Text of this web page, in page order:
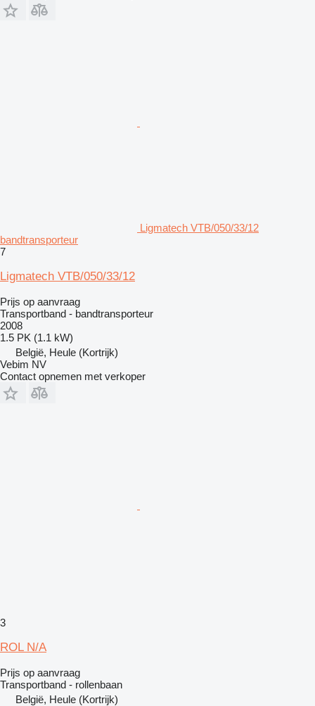
Ligmatech VTB/050/33/12
bandtransporteur
7
Ligmatech VTB/050/33/12
Prijs op aanvraag
Transportband - bandtransporteur
2008
1.5 PK (1.1 kW)
België, Heule (Kortrijk)
Vebim NV
Contact opnemen met verkoper
3
ROL N/A
Prijs op aanvraag
Transportband - rollenbaan
België, Heule (Kortrijk)